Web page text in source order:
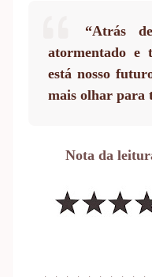
“Atrás
atormentado e
está nosso
mais olhar para
Nota da